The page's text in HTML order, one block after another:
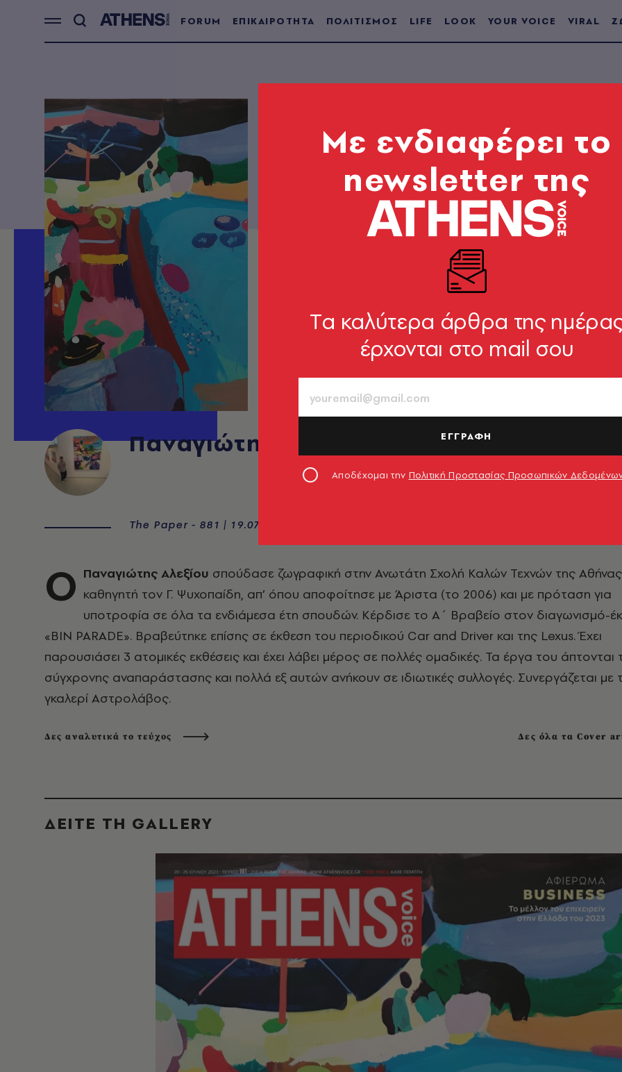
FORUM ΕΠΙΚΑΙΡΟΤΗΤΑ ΠΟΛΙΤΙΣΜΟΣ LIFE LOOK YOUR VOICE VIRAL
Παναγιώτης Αλεξίου
The Paper - 881 | 19.07.2023
Ο Παναγιώτης Αλεξίου σπούδασε ζωγραφική στην Ανωτάτη Σχολή Καλών Τεχνών της
καθηγητή τον Γ. Ψυχοπαίδη, απ’ όπου αποφοίτησε με Άριστα (το 2006) και με πρόταση για
υποτροφία σε όλα τα ενδιάμεσα έτη σπουδών. Κέρδισε το Α΄ Βραβείο στον διαγωνισμό-
«ΒIN PARADE». Βραβεύτηκε επίσης σε έκθεση του περιοδικού Car and Driver και της Lexus. Έχει
παρουσιάσει 3 ατομικές εκθέσεις και έχει λάβει μέρος σε πολλές ομαδικές. Τα έργα του άπτονται
σύγχρονης αναπαράστασης και πολλά εξ αυτών ανήκουν σε ιδιωτικές συλλογές. Συνεργάζεται με
γκαλερί Αστρολάβος.
Δες αναλυτικά το τεύχος Δες όλα τα Cover
ΔΕΙΤΕ ΤΗ GALLERY
Mε ενδιαφέρει το
newsletter της
Tα καλύτερα άρθρα της
έρχονται στο mail σου
ΕΓΓΡΑΦΗ
Αποδέχομαι την Πολιτική Προστασίας Προσωπικών